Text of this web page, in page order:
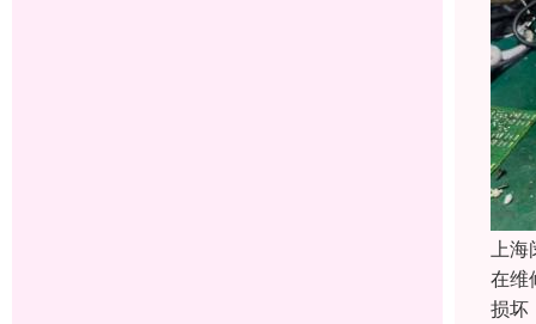
上海
在维
损坏‌